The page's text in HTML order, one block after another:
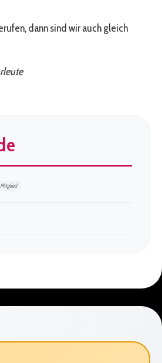
dann sind wir auch gleich